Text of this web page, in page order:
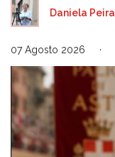
Daniela Peira
07 Agosto 2026